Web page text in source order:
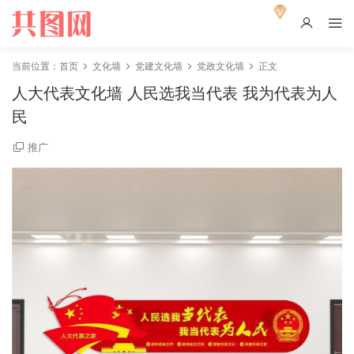
当前位置： 首页 文化墙 党建文化墙 党政文化墙 正文
人大代表文化墙 人民选我当代表 我为代表为人
民
推广